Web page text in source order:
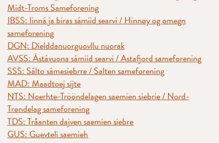
Midt-Troms Sameforening
IBSS: Iinná ja biras sámiid searvi / Hinnøy og omegn
sameforening
DGN: Dielddanuorguovllu nuorak
AVSS: Ástávuona sámiid searvi / Astafjord sameforening
SSS: Sálto sámesiebrre / Salten sameforening
MAD: Maadtoej sijte
NTS: Noerhte-Trööndelagen saemien siebrie / Nord-
Trøndelag sameforening
TDS: Tråanten dajven saemien siebre
GUS: Guevteli saemieh